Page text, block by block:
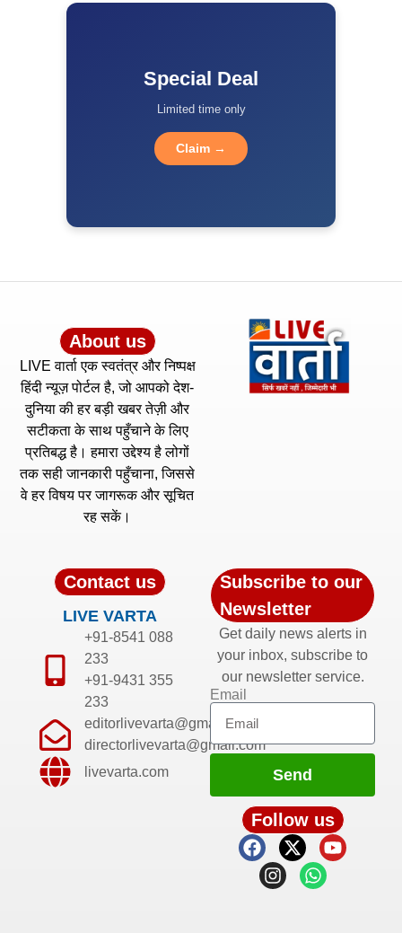
Special Deal
Limited time only
Claim →
About us
LIVE वार्ता एक स्वतंत्र और निष्पक्ष
हिंदी न्यूज़ पोर्टल है, जो आपको देश-
दुनिया की हर बड़ी खबर तेज़ी और
सटीकता के साथ पहुँचाने के लिए
प्रतिबद्ध है। हमारा उद्देश्य है लोगों
तक सही जानकारी पहुँचाना, जिससे
वे हर विषय पर जागरूक और सूचित
रह सकें।
Contact us
LIVE VARTA
+91-8541 088
233
+91-9431 355
233
editorlivevarta@gmail.com
directorlivevarta@gmail.com
livevarta.com
Subscribe to our
Newsletter
Get daily news alerts in
your inbox, subscribe to
our newsletter service.
Email
Send
Follow us